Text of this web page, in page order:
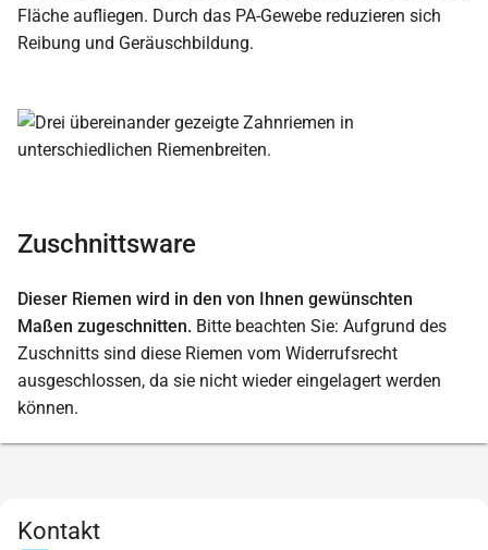
Fläche aufliegen. Durch das PA-Gewebe reduzieren sich
Reibung und Geräuschbildung.
Zuschnittsware
Dieser Riemen wird in den von Ihnen gewünschten
Maßen zugeschnitten. Bitte beachten Sie: Aufgrund des
Zuschnitts sind diese Riemen vom Widerrufsrecht
ausgeschlossen, da sie nicht wieder eingelagert werden
können.
Kontakt